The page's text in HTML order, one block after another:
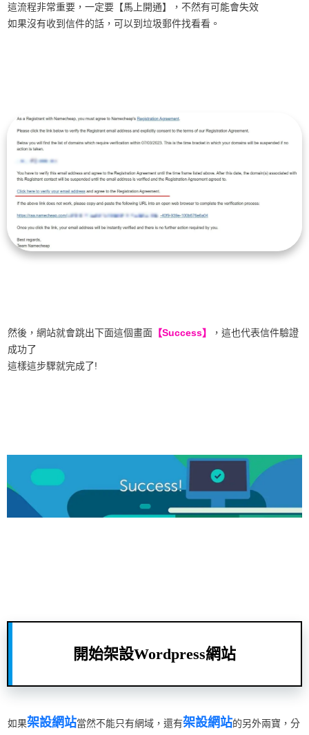
這流程非常重要，一定要【馬上開通】，不然有可能會失效
如果沒有收到信件的話，可以到垃圾郵件找看看。
然後，網站就會跳出下面這個畫面 【Success】
，這也代表信件驗證
成功了
這樣這步驟就完成了!
開始架設Wordpress網站
如果架設網站當然不能只有網域，還有架設網站的另外兩寶，分